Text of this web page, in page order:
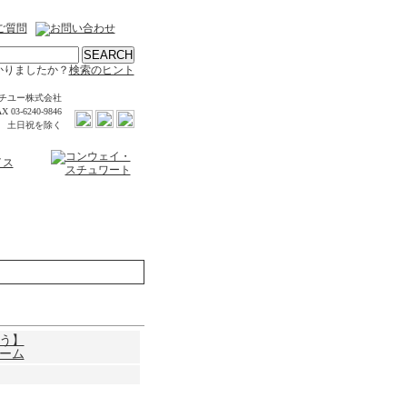
ましたか？ 検索のヒント
ユー株式会社
03-6240-9846
土日祝を除く
】
ム